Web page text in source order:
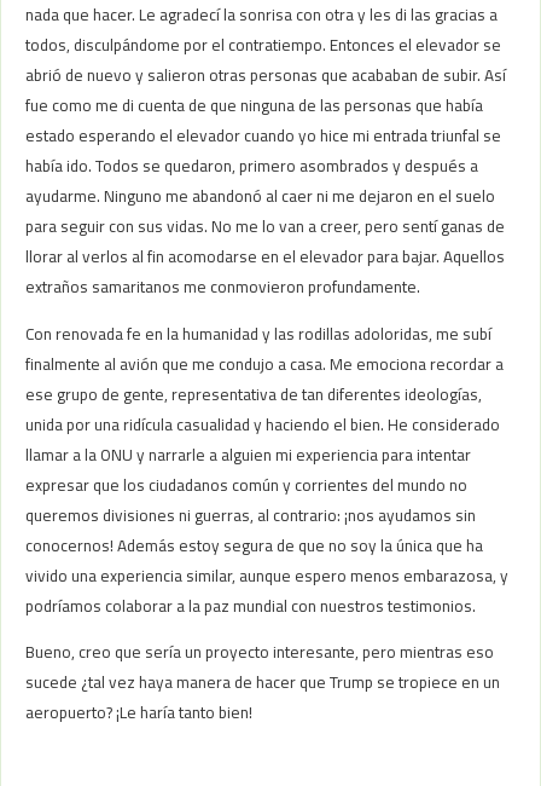
nada que hacer. Le agradecí la sonrisa con otra y les di las gracias a
todos, disculpándome por el contratiempo. Entonces el elevador se
abrió de nuevo y salieron otras personas que acababan de subir. Así
fue como me di cuenta de que ninguna de las personas que había
estado esperando el elevador cuando yo hice mi entrada triunfal se
había ido. Todos se quedaron, primero asombrados y después a
ayudarme. Ninguno me abandonó al caer ni me dejaron en el suelo
para seguir con sus vidas. No me lo van a creer, pero sentí ganas de
llorar al verlos al fin acomodarse en el elevador para bajar. Aquellos
extraños samaritanos me conmovieron profundamente.
Con renovada fe en la humanidad y las rodillas adoloridas, me subí
finalmente al avión que me condujo a casa. Me emociona recordar a
ese grupo de gente, representativa de tan diferentes ideologías,
unida por una ridícula casualidad y haciendo el bien. He considerado
llamar a la ONU y narrarle a alguien mi experiencia para intentar
expresar que los ciudadanos común y corrientes del mundo no
queremos divisiones ni guerras, al contrario: ¡nos ayudamos sin
conocernos! Además estoy segura de que no soy la única que ha
vivido una experiencia similar, aunque espero menos embarazosa, y
podríamos colaborar a la paz mundial con nuestros testimonios.
Bueno, creo que sería un proyecto interesante, pero mientras eso
sucede ¿tal vez haya manera de hacer que Trump se tropiece en un
aeropuerto? ¡Le haría tanto bien!